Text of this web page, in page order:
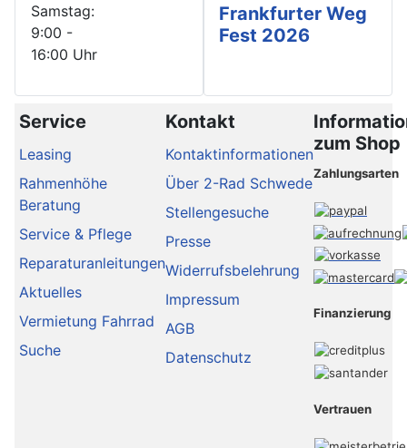
Samstag:
9:00 -
16:00 Uhr
Frankfurter Weg
Fest 2026
Service
Leasing
Rahmenhöhe
Beratung
Service & Pflege
Reparaturanleitungen
Aktuelles
Vermietung Fahrrad
Suche
Kontakt
Kontaktinformationen
Über 2-Rad Schwede
Stellengesuche
Presse
Widerrufsbelehrung
Impressum
AGB
Datenschutz
zum Shop
Zahlungsarten
Finanzierung
Vertrauen